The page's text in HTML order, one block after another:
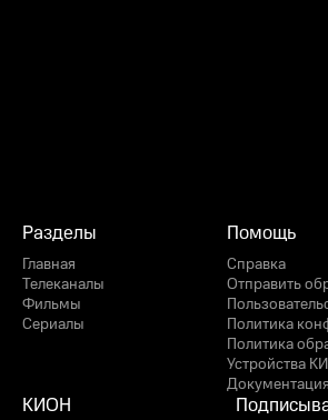
Разделы
Главная
Телеканалы
Фильмы
Сериалы
Помощь
Справка
Отправить
Политика
Политика
Устройства
КИОН